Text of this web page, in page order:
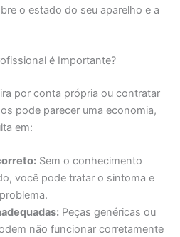
o estado do seu aparelho e a
é Importante?
por conta própria ou contratar
pode parecer uma economia,
em:
Sem o conhecimento
você pode tratar o sintoma e
Peças genéricas ou
não funcionar corretamente